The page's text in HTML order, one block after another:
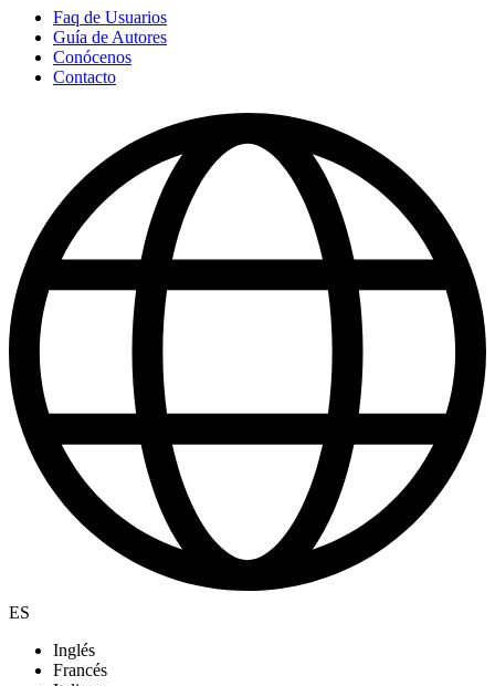
Faq de Usuarios
Guía de Autores
Conócenos
Contacto
ES
Inglés
Francés